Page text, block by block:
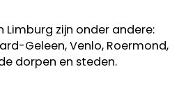
Limburg zijn onder andere:
Geleen, Venlo, Roermond,
dorpen en steden.